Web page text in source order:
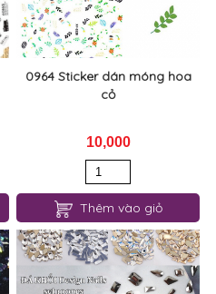
0964 Sticker dán móng hoa
cỏ
10,000
Thêm vào giỏ